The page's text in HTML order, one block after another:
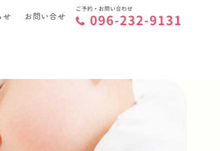
せ お問い合せ